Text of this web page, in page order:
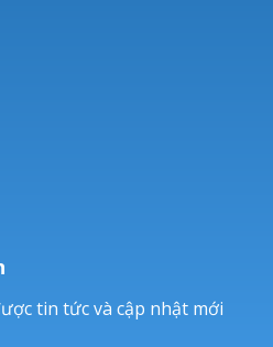
tin tức và cập nhật mới